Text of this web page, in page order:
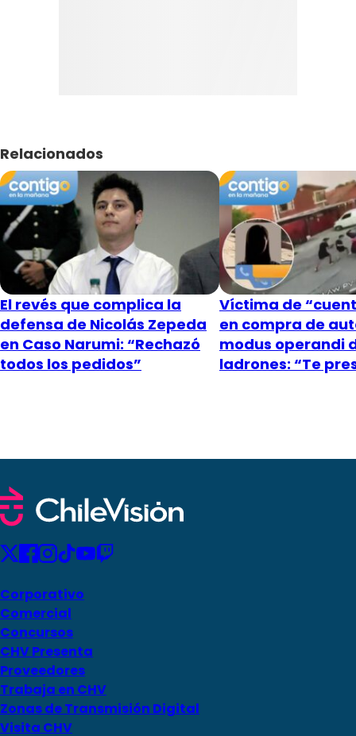
Relacionados
El revés que complica la
defensa de Nicolás Zepeda
en Caso Narumi: “Rechazó
todos los pedidos”
Víctima de
en compra de
modus operandi
ladrones: “Te
Corporativo
Comercial
Concursos
CHV Presenta
Proveedores
Trabaja en CHV
Zonas de Transmisión Digital
Visita CHV